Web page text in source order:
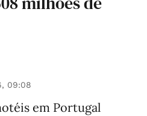
09:08
em Portugal